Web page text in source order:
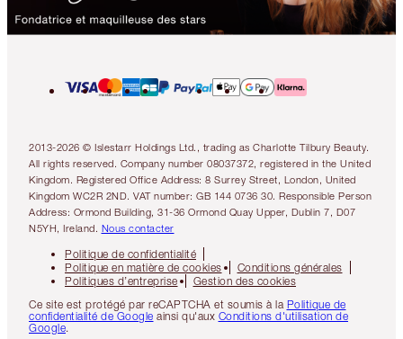
2013-2026 © Islestarr Holdings Ltd., trading as Charlotte Tilbury Beauty.
All rights reserved. Company number 08037372, registered in the United
Kingdom. Registered Office Address: 8 Surrey Street, London, United
Kingdom WC2R 2ND. VAT number: GB 144 0736 30. Responsible Person
Address: Ormond Building, 31-36 Ormond Quay Upper, Dublin 7, D07
N5YH, Ireland. Nous contacter
Politique de confidentialité
Politique en matière de cookies
Conditions générales
Politiques d’entreprise
Gestion des cookies
Ce site est protégé par reCAPTCHA et soumis à la Politique de
confidentialité de Google ainsi qu'aux Conditions d'utilisation de
Google.